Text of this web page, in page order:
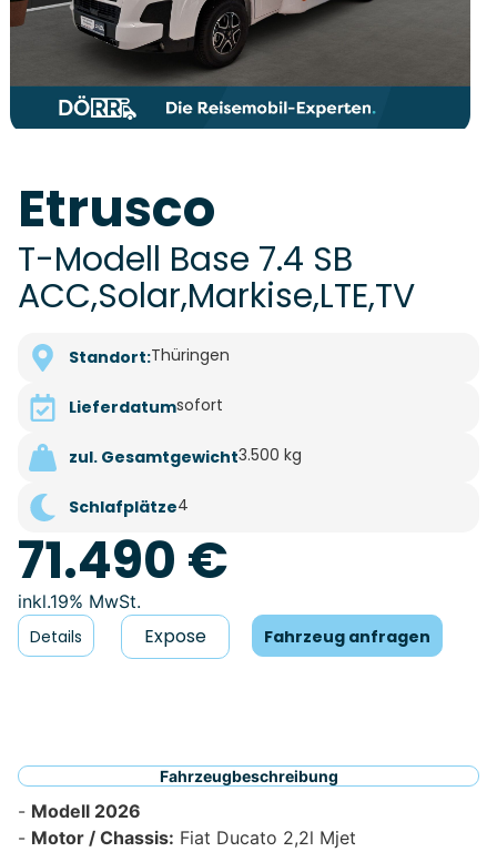
Etrusco
T-Modell Base 7.4 SB
ACC,Solar,Markise,LTE,TV
Standort:Thüringen
Lieferdatumsofort
zul. Gesamtgewicht3.500 kg
Schlafplätze4
71.490 €
19% MwSt.
Details
Expose Fahrzeug anfragen
Fahrzeugbeschreibung
Modell 2026
Motor / Chassis: Fiat Ducato 2,2l Mjet